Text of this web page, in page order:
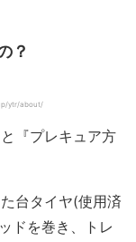
？
ytr/about/
『プレキュア方
台タイヤ(使用済
ドを巻き、トレ